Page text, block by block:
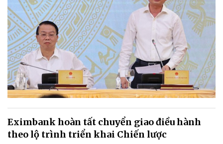
Eximbank hoàn tất chuyển giao điều hành
theo lộ trình triển khai Chiến lược